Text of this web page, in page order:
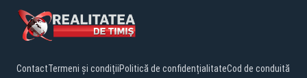
ContactTermeni și condițiiPolitică de confidențialitateCod de conduită